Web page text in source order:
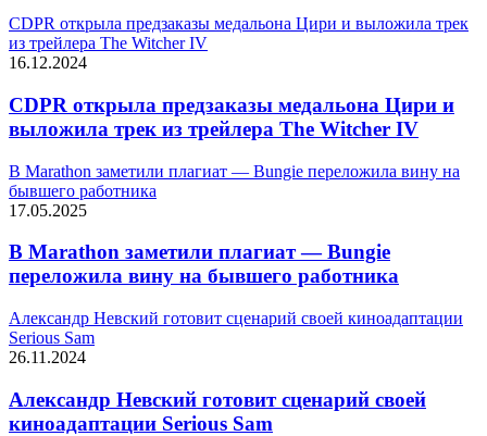
CDPR открыла предзаказы медальона Цири и выложила трек
из трейлера The Witcher IV
16.12.2024
CDPR открыла предзаказы медальона Цири и
выложила трек из трейлера The Witcher IV
В Marathon заметили плагиат — Bungie переложила вину на
бывшего работника
17.05.2025
В Marathon заметили плагиат — Bungie
переложила вину на бывшего работника
Александр Невский готовит сценарий своей киноадаптации
Serious Sam
26.11.2024
Александр Невский готовит сценарий своей
киноадаптации Serious Sam